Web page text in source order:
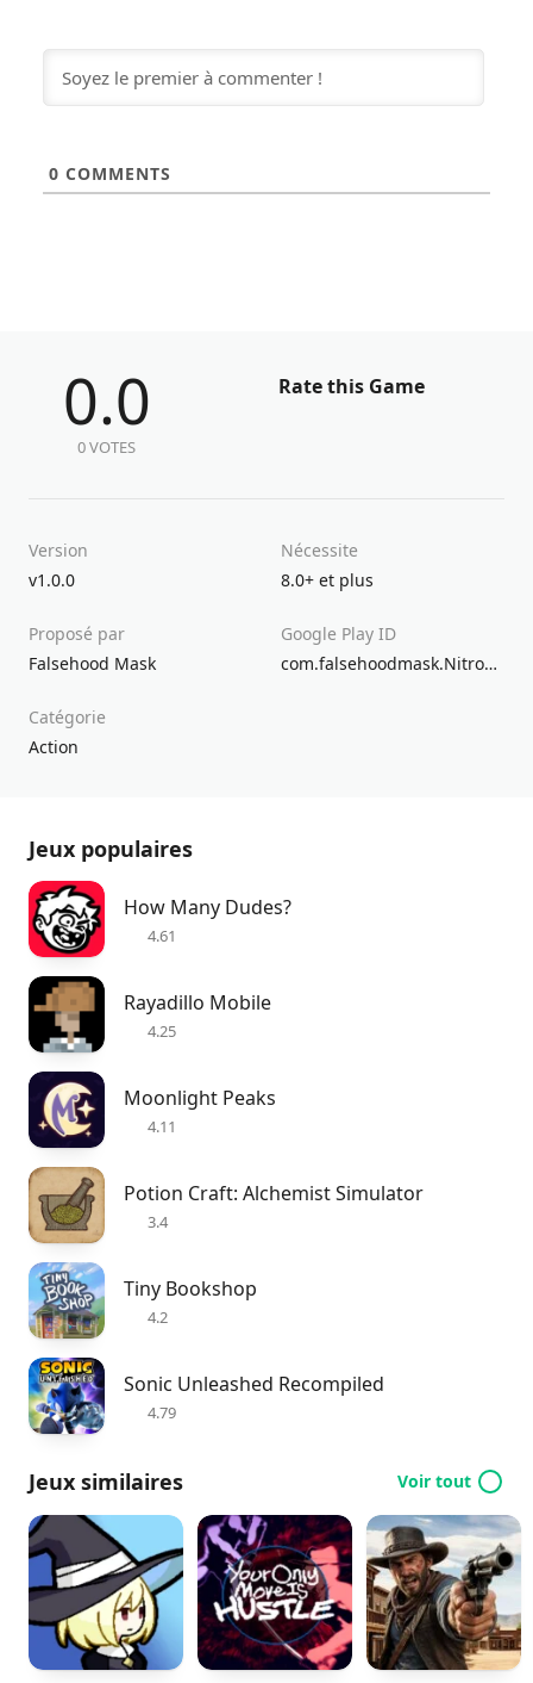
0 COMMENTS
0.0
0 VOTES
Rate this Game
Version
v1.0.0
Nécessite
8.0+ et plus
Proposé par
Falsehood Mask
Google Play ID
com.falsehoodmask.NitroDrive
Catégorie
Action
Jeux populaires
How Many Dudes?
4.61
Rayadillo Mobile
4.25
Moonlight Peaks
4.11
Potion Craft: Alchemist Simulator
3.4
Tiny Bookshop
4.2
Sonic Unleashed Recompiled
4.79
Jeux similaires Voir tout